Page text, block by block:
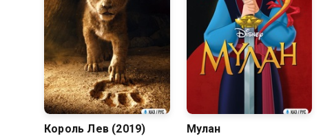
7.2
Король Лев (2019)
8.1
Мулан